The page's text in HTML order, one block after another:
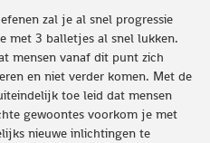
zal je al snel progressie
met 3 balletjes al snel lukken.
mensen vanaf dit punt zich
en niet verder komen. Met de
toe leid dat mensen
gewoontes voorkom je met
nieuwe inlichtingen te